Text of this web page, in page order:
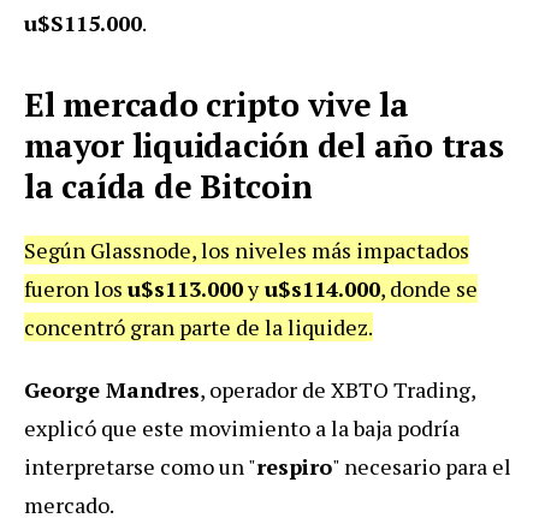
u$S115.000.
El mercado cripto vive la
mayor liquidación del año tras
la caída de Bitcoin
Según Glassnode, los niveles más impactados
fueron los u$s113.000yu$s114.000, donde se
concentró gran parte de la liquidez.
George Mandres, operador de XBTO Trading,
explicó que este movimiento a la baja podría
interpretarse como un "respiro" necesario para el
mercado.